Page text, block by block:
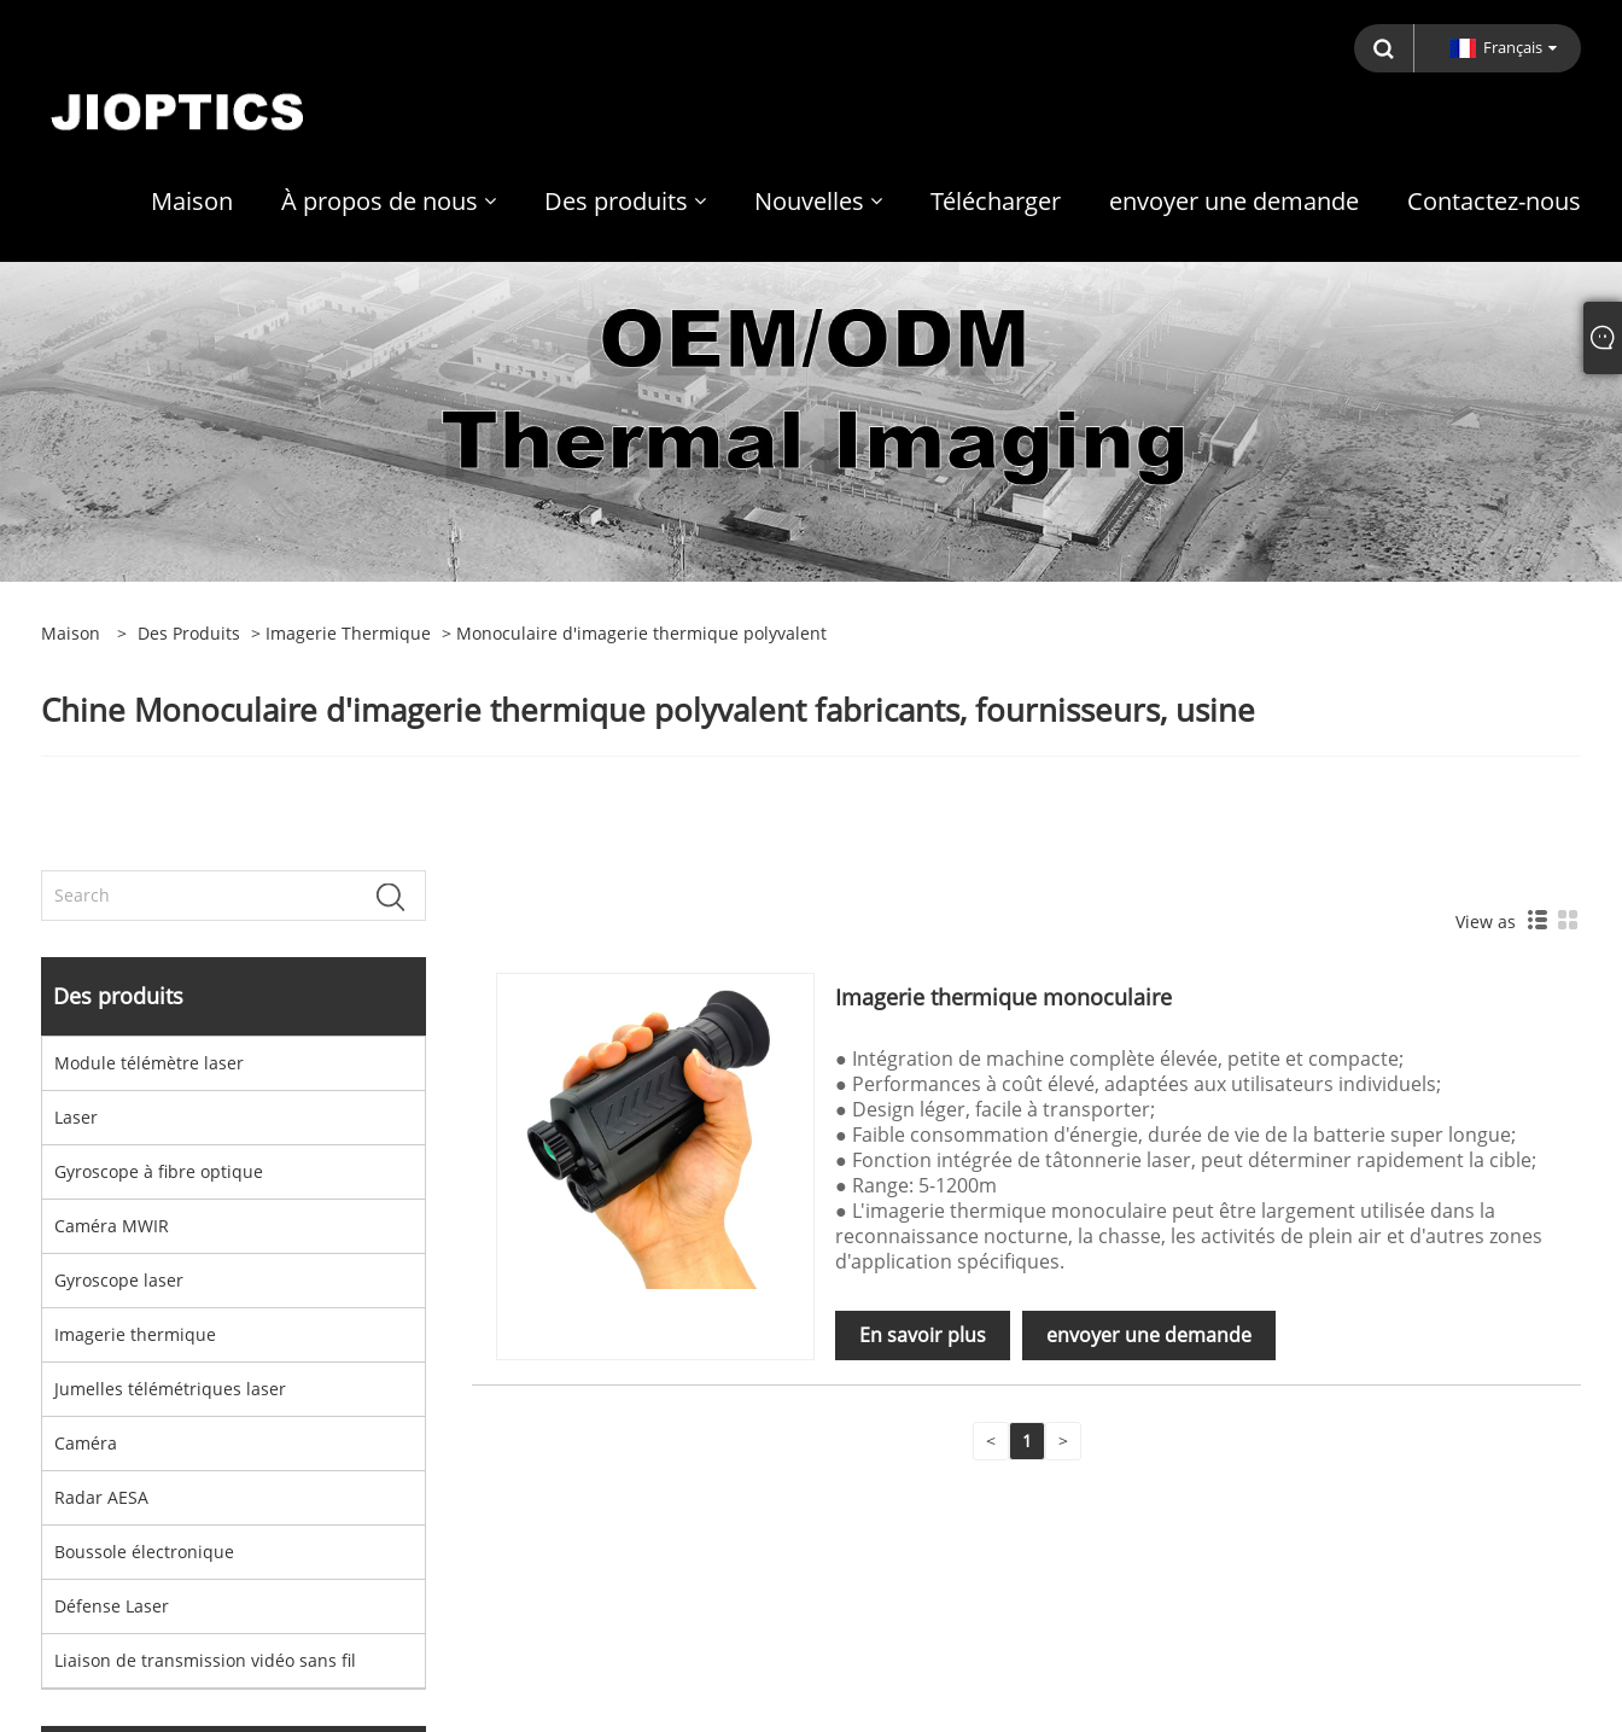
Français
Maison À propos de nous Des produits Nouvelles Télécharger envoyer une demande Contactez-nous
Maison > Des Produits > Imagerie Thermique > Monoculaire d'imagerie thermique polyvalent
Chine Monoculaire d'imagerie thermique polyvalent fabricants, fournisseurs, usine
Des produits
Module télémètre laser
Laser
Gyroscope à fibre optique
Caméra MWIR
Gyroscope laser
Imagerie thermique
Jumelles télémétriques laser
Caméra
Radar AESA
Boussole électronique
Défense Laser
Liaison de transmission vidéo sans fil
View as
Imagerie thermique monoculaire
● Intégration de machine complète élevée, petite et compacte;
● Performances à coût élevé, adaptées aux utilisateurs individuels;
● Design léger, facile à transporter;
● Faible consommation d'énergie, durée de vie de la batterie super longue;
● Fonction intégrée de tâtonnerie laser, peut déterminer rapidement la cible;
● Range: 5-1200m
● L'imagerie thermique monoculaire peut être largement utilisée dans la
reconnaissance nocturne, la chasse, les activités de plein air et d'autres zones
d'application spécifiques.
En savoir plus envoyer une demande
< 1 >